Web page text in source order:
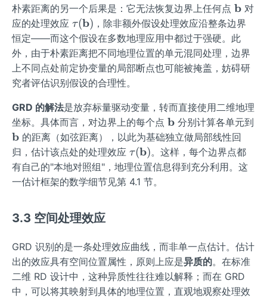
朴素距离的另一个后果是：它无法恢复边界上任何点 \m
ath
bf
{b}
b 对
应的处理效应 \tau
(\m
ath
bf
{b})
τ(b) ，除非额外假设处理效应沿整条边界
恒定——而这个假设在多数地理应用中都过于强硬。此
外，由于朴素距离把不同地理位置的单元混同处理，边界
上不同点处前定协变量的局部断点也可能被掩盖，妨碍研
究者评估识别假设的合理性。
GRD 的解法是放弃标量驱动变量，转而直接使用二维地理
坐标。具体而言，对边界上的每个点 \m
ath
bf
{b}
b 分别计算各单元到
\m
ath
bf
{b}
b 的距离（如弦距离），以此为基础独立做局部线性回
归，估计该点处的处理效应 \tau
(\m
ath
τ(b)。这样，每个边界点都
有自己的"本地对照组"，地理位置信息得到充分利用。这
一估计框架的数学细节见第 4.1 节。
3.3 空间处理效应
GRD 识别的是一条处理效应曲线，而非单一点估计。估计
出的效应具有空间位置属性，原则上应是异质的。在标准
二维 RD 设计中，这种异质性往往难以解释；而在 GRD
中，可以将其映射到具体的地理位置，直观地观察处理效